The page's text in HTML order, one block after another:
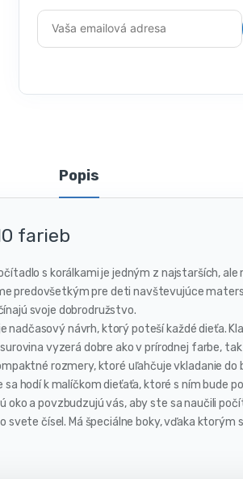
Popis
farieb
s korálkami je jedným z najstarších, ale
predovšetkým pre deti navštevujúce
svoje dobrodružstvo.
nadčasový návrh, ktorý poteší každé dieťa.
vyzerá dobre ako v prírodnej farbe,
rozmery, ktoré uľahčuje vkladanie do
hodí k malíčkom dieťaťa, ktoré s ním bude
oko a povzbudzujú vás, aby ste sa naučili
svete čísel. Má špeciálne boky, vďaka ktorým